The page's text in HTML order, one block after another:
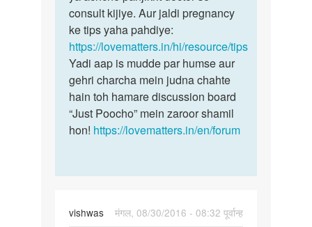
ho
gye
by
pallavi
consult kijiye. Aur jaldi pregnancy
ke tips yaha pahdiye:
https://lovematters.in/hi/resource/tips
Yadi aap is mudde par humse aur
gehri charcha mein judna chahte
hain toh hamare discussion board
“Just Poocho” mein zaroor shamil
hon! https://lovematters.in/en/forum
vishwas
मंगल, 08/30/2016 - 08:32 पूर्वान्ह